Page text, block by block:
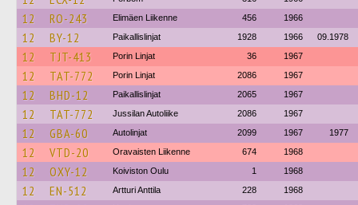
12 RO-243 Elimäen Liikenne 456 1966
12 BY-12 Paikallislinjat 1928 1966 09.1978
12 TJT-413 Porin Linjat 36 1967
12 TAT-772 Porin Linjat 2086 1967
12 BHD-12 Paikallislinjat 2065 1967
12 TAT-772 Jussilan Autoliike 2086 1967
12 GBA-60 Autolinjat 2099 1967 1977
12 VTD-20 Oravaisten Liikenne 674 1968
12 OXY-12 Koiviston Oulu 1 1968
12 EN-512 Artturi Anttila 228 1968